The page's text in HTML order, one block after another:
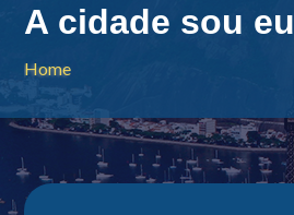
A cidade sou eu
Home